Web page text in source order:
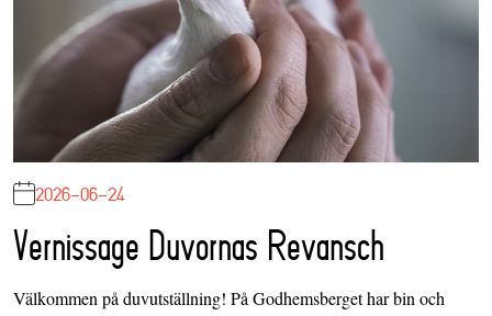
2026-06-24
Vernissage Duvornas Revansch
Välkommen på duvutställning! På Godhemsberget har bin och